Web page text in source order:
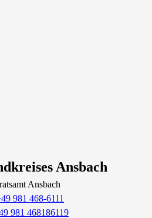
Ansbach
Ansbach
981 468-6111
981 468186119